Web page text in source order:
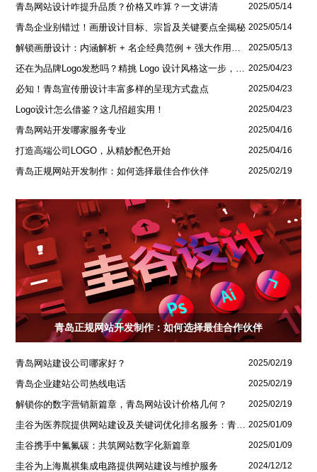
青岛网站设计咋提升品质？价格又咋算？一文讲清 2025/05/14
青岛企业别错过！画册设计目标、宗旨及关键要点全揭秘 2025/05/14
解锁画册设计：内涵解析 + 名企经典范例 + 强大作用全揭秘 2025/05/13
还在为品牌Logo发愁吗？精挑 Logo 设计风格这一步，轻松铸就独属于你的品牌魅力 2025/04/23
必知！青岛宣传册设计丰富多样的呈现方式盘点 2025/04/23
Logo设计怎么借鉴？这几招超实用！ 2025/04/23
青岛网站开发哪家服务专业 2025/04/16
打造高端公司LOGO，从精妙配色开始 2025/04/16
青岛正规网站开发制作：如何选择最佳合作伙伴 2025/02/19
青岛正规网站开发制作：如何选择最佳合作伙伴
青岛网站建设公司哪家好？ 2025/02/19
青岛企业建站公司热线电话 2025/02/19
解锁你的数字营销新篇章，青岛网站设计价格几何？ 2025/02/19
2025/01/09
圭谷携手中氟氟碳：共筑网站数字化新篇章 2025/01/09
圭谷为上海胤祺集成电路提供网站建设与维护服务 2024/12/12